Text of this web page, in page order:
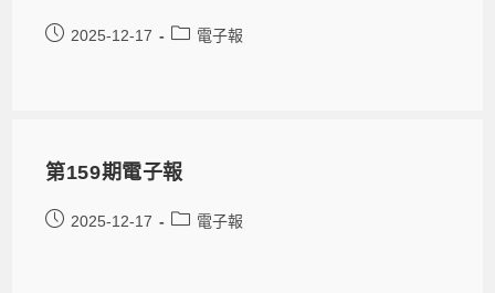
2025-12-17 電子報
第159期電子報
2025-12-17 電子報